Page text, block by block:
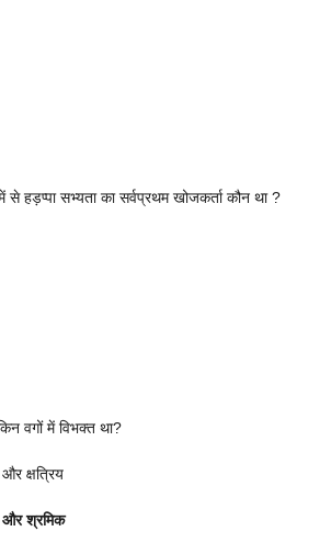
में से हड़प्पा सभ्यता का सर्वप्रथम खोजकर्ता कौन था ?
वगों में विभक्त था?
क्षत्रिय
और श्रमिक